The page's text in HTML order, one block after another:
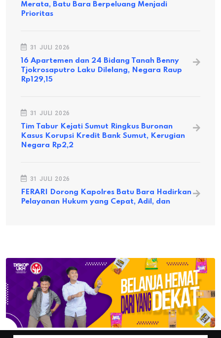
Merata, Batu Bara Berpeluang Menjadi
Prioritas
31 JULI 2026
16 Apartemen dan 24 Bidang Tanah Benny
Tjokrosaputro Laku Dilelang, Negara Raup
Rp129,15
31 JULI 2026
Tim Tabur Kejati Sumut Ringkus Buronan
Kasus Korupsi Kredit Bank Sumut, Kerugian
Negara Rp2,2
31 JULI 2026
FERARI Dorong Kapolres Batu Bara Hadirkan
Pelayanan Hukum yang Cepat, Adil, dan